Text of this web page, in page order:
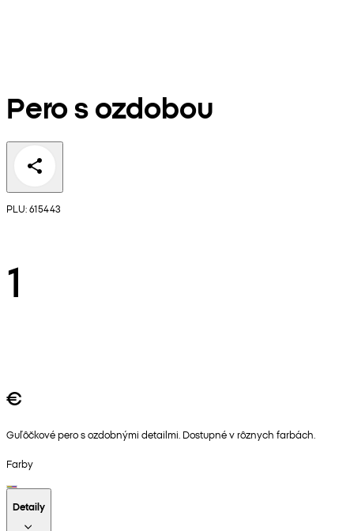
Pero s ozdobou
PLU: 615443
1
€
Guľôčkové pero s ozdobnými detailmi. Dostupné v rôznych farbách.
Farby
Detaily